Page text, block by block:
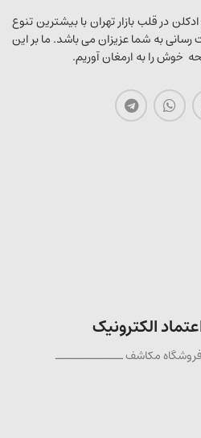
در قلب بازار تهران با بیشترین تنوع
به شما عزیزان می باشد. ما بر این
خوش را به ارمغان آوریم.
الکترونیک
مکاشف ــــــــــــــ